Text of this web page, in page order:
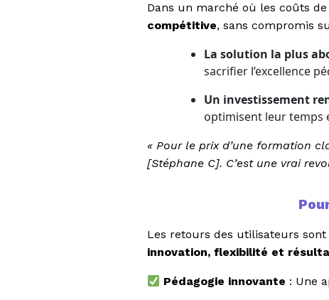
Dans un marché où les coûts
compétitive, sans compromis
La solution la plus
sacrifier l’excellence
Un investissement
optimisent leur temps
« Pour le prix d’une formation
[Stéphane C]. C’est une vrai
Les retours des utilisateurs sont
innovation, flexibilité et
Pédagogie innovante : Une